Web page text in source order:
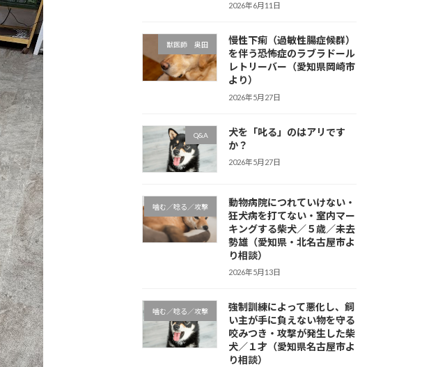
2026年6月11日
獣医師 奥田
慢性下痢（過敏性腸症候群）
を伴う恐怖症のラブラドール
レトリーバー（愛知県岡崎市
より）
2026年5月27日
Q&A
犬を「叱る」のはアリです
か？
2026年5月27日
噛む／唸る／攻撃
動物病院につれていけない・
狂犬病を打てない・室内マー
キングする柴犬／５歳／未去
勢雄（愛知県・北名古屋市よ
り相談）
2026年5月13日
噛む／唸る／攻撃
強制訓練によって悪化し、飼
い主が手に負えない物を守る
咬みつき・攻撃が発生した柴
犬／１才（愛知県名古屋市よ
り相談）